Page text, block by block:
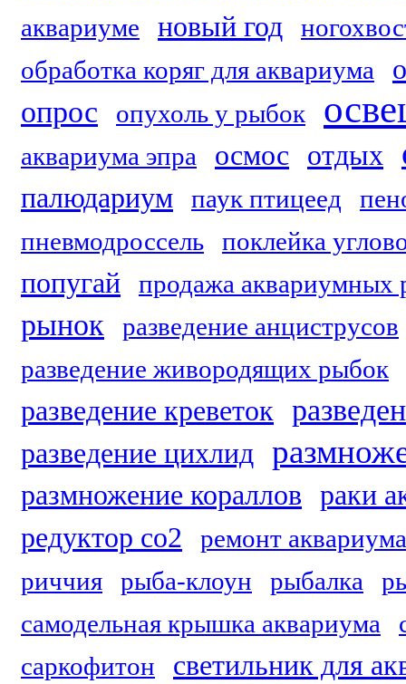
аквариуме
новый год
обработка коряг для аквариума
опрос опухоль у рыбок
аквариума эпра осмос отдых
палюдариум паук птицеед
пневмодроссель
поклейка
попугай продажа аквариумных
рынок
разведение анциструсов
разведение живородящих рыбок
разведение креветок
разведение цихлид
размножение кораллов раки
редуктор co2
ремонт аквариума
риччия
рыба-клоун рыбалка
самодельная крышка аквариума
саркофитон
светильник для